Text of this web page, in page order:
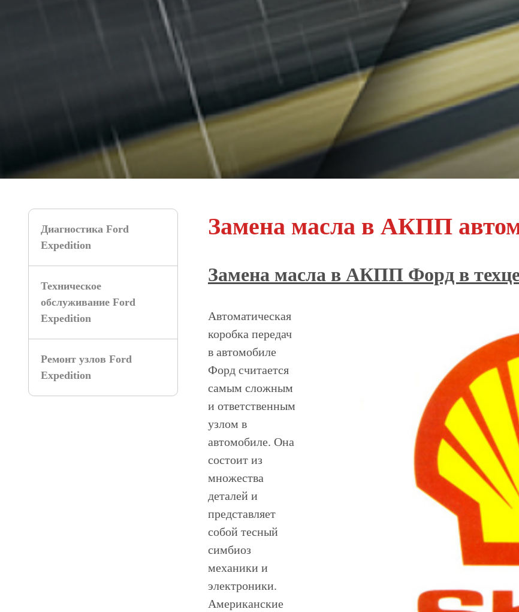
Диагностика Ford
Expedition
Техническое
обслуживание Ford
Expedition
Ремонт узлов Ford
Expedition
Замена масла в АКПП
Замена масла в АКПП Форд в
Автоматическая
коробка передач
в автомобиле
Форд считается
самым сложным
и ответственным
узлом в
автомобиле. Она
состоит из
множества
деталей и
представляет
собой тесный
симбиоз
механики и
электроники.
Американские